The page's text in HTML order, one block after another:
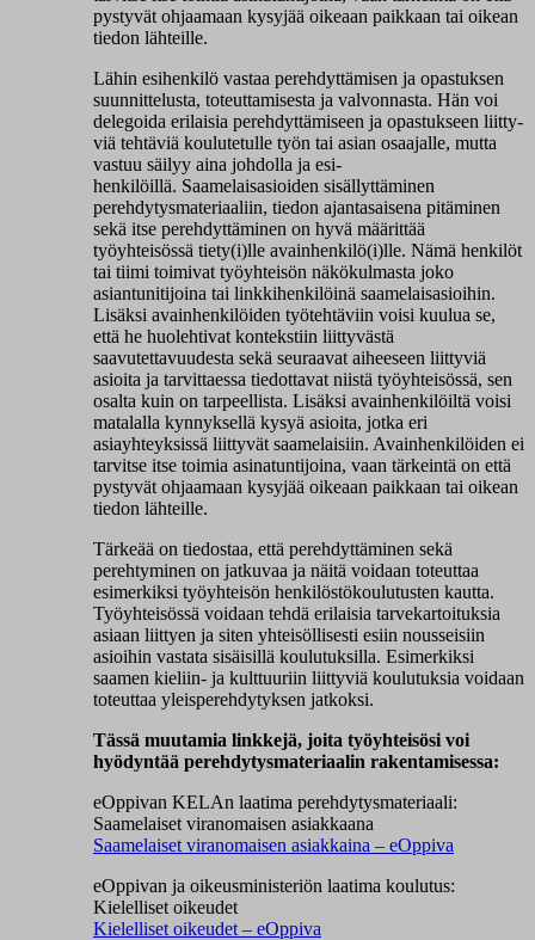
pystyvät ohjaamaan kysyjää oikeaan paikkaan tai oikean
tiedon lähteille.
Lä­hin esihenkilö vas­taa pe­reh­dyt­tä­mi­sen ja opas­tuk­sen
suun­nit­te­lus­ta, to­teut­ta­mi­ses­ta ja val­von­nas­ta. Hän voi
de­le­goi­da eri­lai­sia pe­reh­dyt­tä­mi­seen ja opas­tuk­seen liit­ty­
viä teh­tä­viä kou­lu­te­tul­le työn tai asian ­osaajalle, mut­ta
vas­tuu säi­lyy aina ­joh­dol­la ja esi­
henkilöillä. Saamelaisasioiden sisällyttäminen
perehdytysmateriaaliin, tiedon ajantasaisena pitäminen
sekä itse perehdyttäminen on hyvä määrittää
työyhteisössä tiety(i)lle avainhenkilö(i)lle. Nämä henkilöt
tai tiimi toimivat työyhteisön näkökulmasta joko
asiantunitijoina tai linkkihenkilöinä saamelaisasioihin.
Lisäksi avainhenkilöiden työtehtäviin voisi kuulua se,
että he huolehtivat kontekstiin liittyvästä
saavutettavuudesta sekä seuraavat aiheeseen liittyviä
asioita ja tarvittaessa tiedottavat niistä työyhteisössä, sen
osalta kuin on tarpeellista. Lisäksi avainhenkilöiltä voisi
matalalla kynnyksellä kysyä asioita, jotka eri
asiayhteyksissä liittyvät saamelaisiin. Avainhenkilöiden ei
tarvitse itse toimia asinatuntijoina, vaan tärkeintä on että
pystyvät ohjaamaan kysyjää oikeaan paikkaan tai oikean
tiedon lähteille.
Tärkeää on tiedostaa, että perehdyttäminen sekä
perehtyminen on jatkuvaa ja näitä voidaan toteuttaa
esimerkiksi työyhteisön henkilöstökoulutusten kautta.
Työyhteisössä voidaan tehdä erilaisia tarvekartoituksia
asiaan liittyen ja siten yhteisöllisesti esiin nousseisiin
asioihin vastata sisäisillä koulutuksilla. Esimerkiksi
saamen kieliin- ja kulttuuriin liittyviä koulutuksia voidaan
toteuttaa yleisperehdytyksen jatkoksi.
Tässä muutamia linkkejä, joita työyhteisösi voi
hyödyntää perehdytysmateriaalin rakentamisessa:
eOppivan KELAn laatima perehdytysmateriaali:
Saamelaiset viranomaisen asiakkaana
Saamelaiset viranomaisen asiakkaina – eOppiva
eOppivan ja oikeusministeriön laatima koulutus:
Kielelliset oikeudet
Kielelliset oikeudet – eOppiva